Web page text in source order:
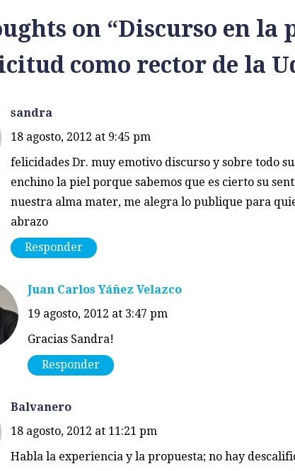
on “Discurso en la
como rector de la
sandra
18 agosto, 2012 at 9:45 pm
felicidades Dr. muy emotivo discurso y sobre todo
enchino la piel porque sabemos que es cierto su
nuestra alma mater, me alegra lo publique para
abrazo
Responder
Juan Carlos Yáñez Velazco
19 agosto, 2012 at 3:47 pm
Gracias Sandra!
Responder
Balvanero
18 agosto, 2012 at 11:21 pm
Habla la experiencia y la propuesta; no hay